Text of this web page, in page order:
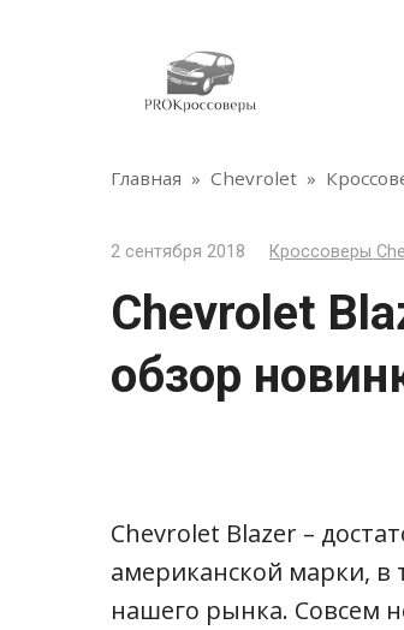
Главная » Chevrolet »
2 сентября 2018 Кроссоверы
Chevrolet
обзор
Chevrolet Blazer –
американской марки, в
нашего рынка. Совсем